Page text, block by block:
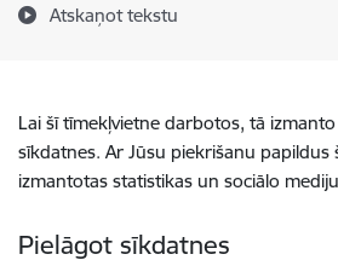
Atskaņot tekstu
Lai šī tīmekļvietne darbotos, tā
sīkdatnes. Ar Jūsu piekrišanu papildus
izmantotas statistikas un sociālo
Pielāgot sīkdatnes